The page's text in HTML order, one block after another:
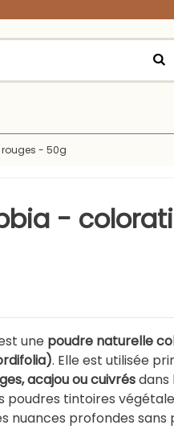
- 50g
-
une poudre naturelle
. Elle est utilisée
acajou ou cuivrésdans
poudres tintoires
nuances profondes sans